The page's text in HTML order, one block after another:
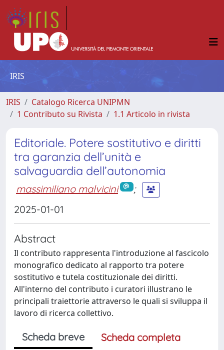
IRIS
IRIS
Catalogo Ricerca UNIPMN
1 Contributo su Rivista
1.1 Articolo in rivista
Editoriale. Potere sostitutivo e diritti
tra garanzia dell’unità e
salvaguardia dell’autonomia
massimiliano malvicini
;
2025-01-01
Abstract
Il contributo rappresenta l'introduzione al fascicolo
monografico dedicato al rapporto tra potere
sostitutivo e tutela costituzionale dei diritti.
All'interno del contributo i curatori illustrano le
principali traiettorie attraverso le quali si sviluppa il
lavoro di ricerca collettivo.
Scheda breve
Scheda completa